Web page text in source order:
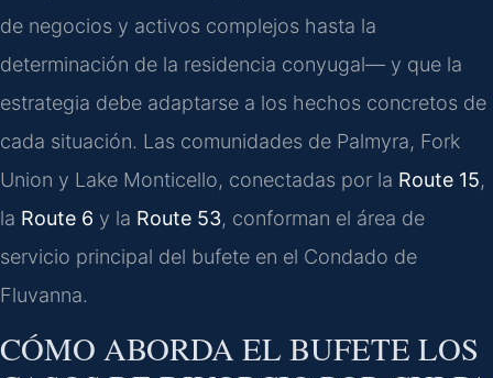
de negocios y activos complejos hasta la
determinación de la residencia conyugal— y que la
estrategia debe adaptarse a los hechos concretos de
cada situación. Las comunidades de Palmyra, Fork
Union y Lake Monticello, conectadas por la Route 15,
la Route 6 y la Route 53, conforman el área de
servicio principal del bufete en el Condado de
Fluvanna.
CÓMO ABORDA EL BUFETE LOS